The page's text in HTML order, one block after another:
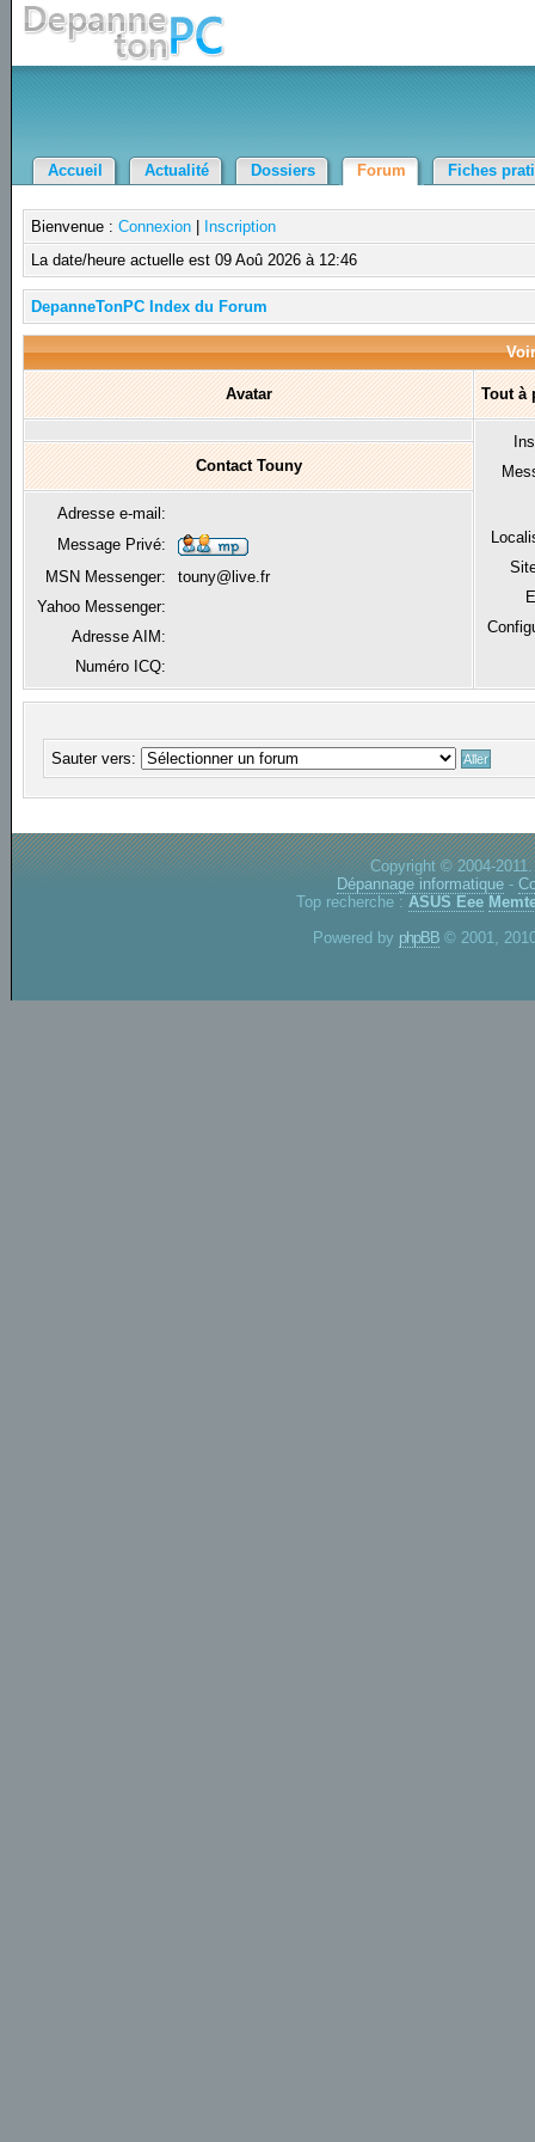
Accueil Actualité Dossiers Forum Fiches
Bienvenue :Connexion
Inscription
La date/heure actuelle est 09 Aoû 2026 à 12:46
DepanneTonPC Index du Forum
Avatar Tout à
Contact Touny
Adresse e-mail:
Message Privé:
MSN Messenger:
touny@live.fr
Yahoo Messenger:
Adresse AIM:
Numéro ICQ:
Sauter vers:
Copyright © 2004-
Dépannage informatique -
Top recherche : ASUS Eee
Powered by phpBB © 2001,